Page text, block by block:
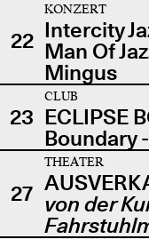
22
KONZERT
Intercity
Man Of
Mingus
23
CLUB
ECLIPSE
Boundary
27
THEATER
von der